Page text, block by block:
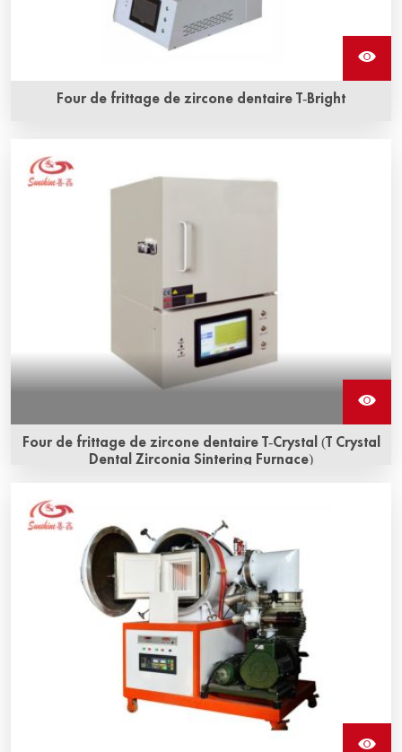
Four de frittage de zircone dentaire T-Bright
Four de frittage de zircone dentaire T-Crystal (T Crystal
Dental Zirconia Sintering Furnace)
four de frittage de type boîte. Il est léger, compact et ne
nécessite que 1,5 kW de puissance.